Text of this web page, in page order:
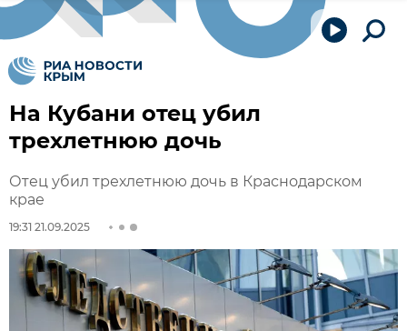
На Кубани отец убил
трехлетнюю дочь
Отец убил трехлетнюю дочь в Краснодарском
крае
19:31 21.09.2025